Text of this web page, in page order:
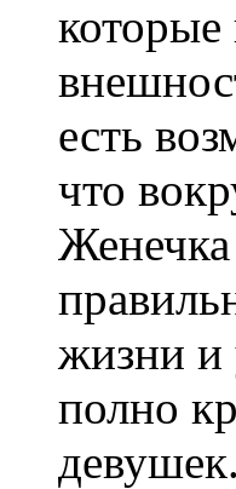
которые
есть
что
Женечка
жизни и
полно